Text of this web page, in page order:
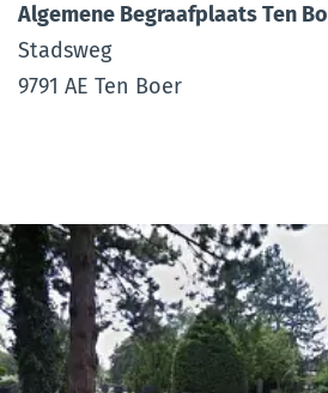
Algemene Begraafplaats Ten
Stadsweg
9791 AE Ten Boer